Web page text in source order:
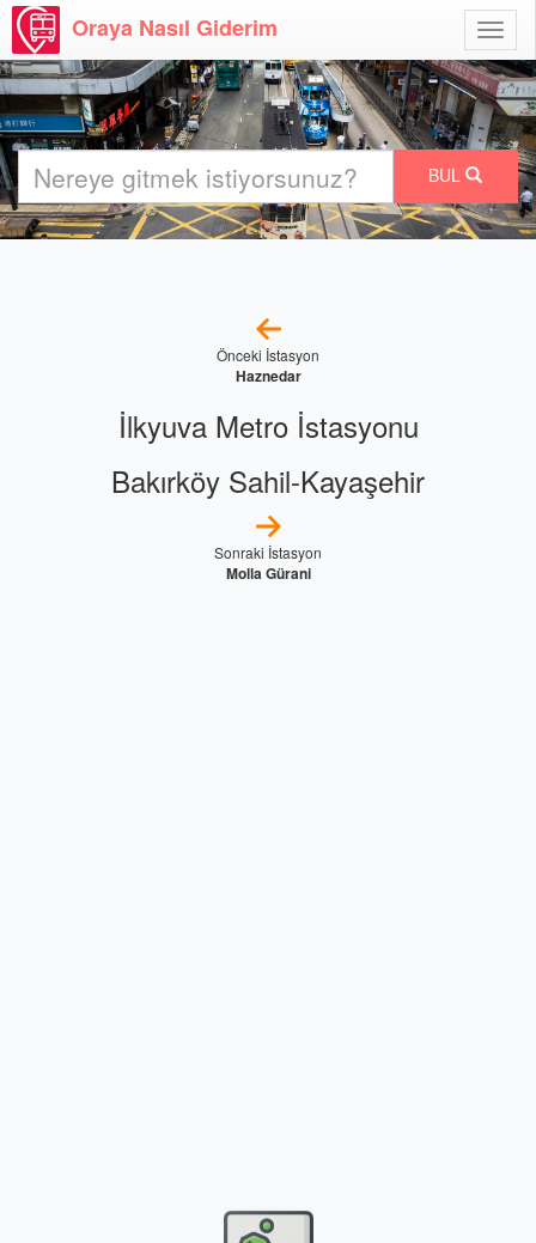
Aç
Oraya Nasıl Giderim
BUL
Önceki İstasyon
Haznedar
İlkyuva Metro İstasyonu
Bakırköy Sahil-Kayaşehir
Sonraki İstasyon
Molla Gürani